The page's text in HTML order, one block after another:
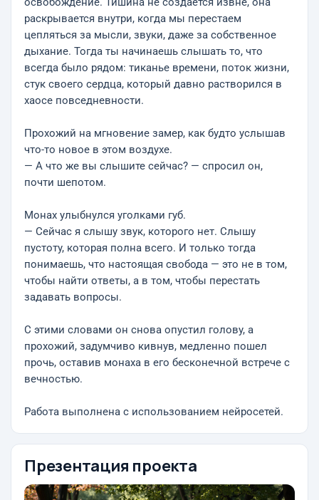
освобождение. Тишина не создается извне, она
раскрывается внутри, когда мы перестаем
цепляться за мысли, звуки, даже за собственное
дыхание. Тогда ты начинаешь слышать то, что
всегда было рядом: тиканье времени, поток жизни,
стук своего сердца, который давно растворился в
хаосе повседневности.
Прохожий на мгновение замер, как будто услышав
что-то новое в этом воздухе.
— А что же вы слышите сейчас? — спросил он,
почти шепотом.
Монах улыбнулся уголками губ.
— Сейчас я слышу звук, которого нет. Слышу
пустоту, которая полна всего. И только тогда
понимаешь, что настоящая свобода — это не в том,
чтобы найти ответы, а в том, чтобы перестать
задавать вопросы.
С этими словами он снова опустил голову, а
прохожий, задумчиво кивнув, медленно пошел
прочь, оставив монаха в его бесконечной встрече с
вечностью.
Работа выполнена с использованием нейросетей.
Презентация проекта